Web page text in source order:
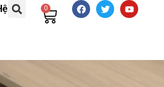
0